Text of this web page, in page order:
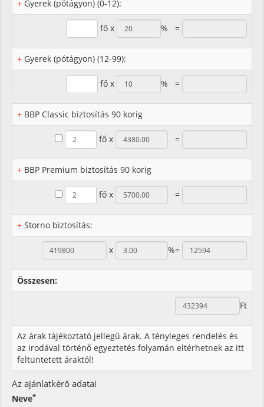
+ Gyerek (pótágyon) (0-12):
fő x % =
+ Gyerek (pótágyon) (12-99):
fő x % =
+ BBP Classic biztosítás 90 korig
fő x =
+ BBP Premium biztosítás 90 korig
fő x =
+ Storno biztosítás:
x %=
Összesen:
Ft
Az árak tájékoztató jellegű árak. A tényleges rendelés és
az irodával történő egyeztetés folyamán eltérhetnek az itt
feltüntetett áraktól!
Az ajánlatkérő adatai
Neve*